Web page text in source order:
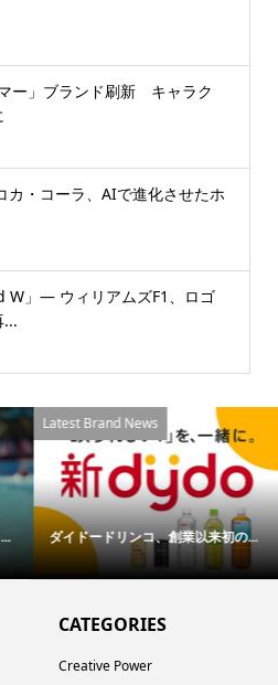
ー」ブランド刷新 キャラク
カ・コーラ、AIで進化させたホ
W」― ウィリアムズF1、ロゴ
...
Latest Brand News
ダイドードリンコ、創業以来初の...
CATEGORIES
Creative Power